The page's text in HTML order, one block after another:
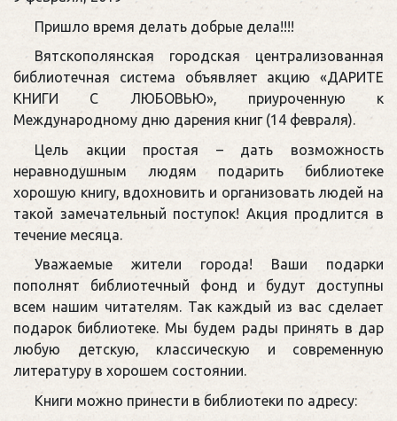
Пришло время делать добрые дела!!!!
Вятскополянская городская централизованная
библиотечная система объявляет акцию «ДАРИТЕ
КНИГИ С ЛЮБОВЬЮ», приуроченную к
Международному дню дарения книг (14 февраля).
Цель акции простая – дать возможность
неравнодушным людям подарить библиотеке
хорошую книгу, вдохновить и организовать людей на
такой замечательный поступок! Акция продлится в
течение месяца.
Уважаемые жители города! Ваши подарки
пополнят библиотечный фонд и будут доступны
всем нашим читателям. Так каждый из вас сделает
подарок библиотеке. Мы будем рады принять в дар
любую детскую, классическую и современную
литературу в хорошем состоянии.
Книги можно принести в библиотеки по адресу: